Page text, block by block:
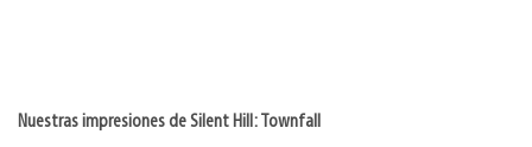
Nuestras impresiones de Silent Hill: Townfall